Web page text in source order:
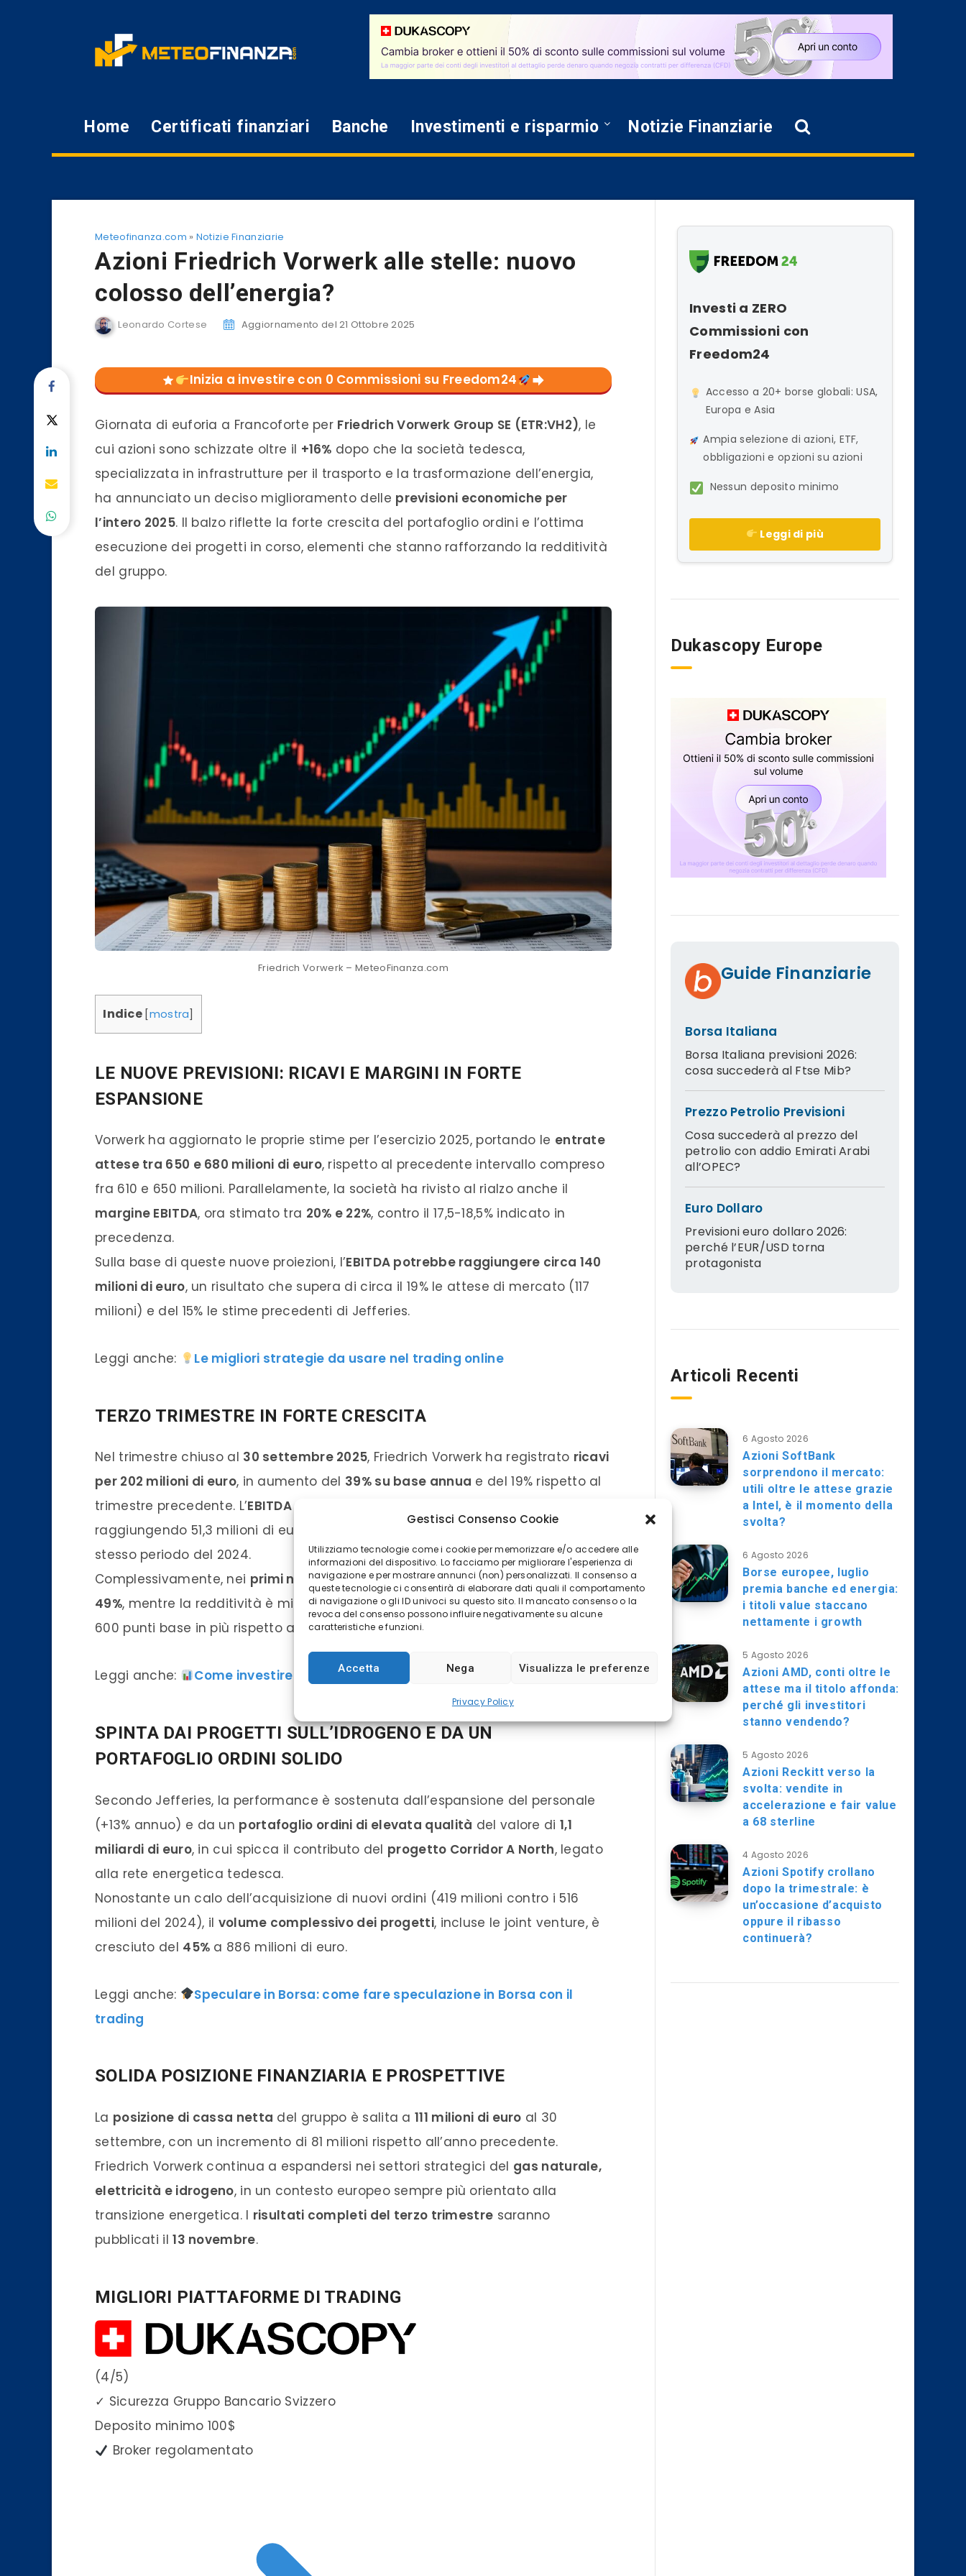
Gestisci Consenso Cookie
Utilizziamo tecnologie come i cookie per memorizzare e/o accedere alle
informazioni del dispositivo. Lo facciamo per migliorare l'esperienza di
navigazione e per mostrare annunci (non) personalizzati. Il consenso a
queste tecnologie ci consentirà di elaborare dati quali il comportamento
di navigazione o gli ID univoci su questo sito. Il mancato consenso o la
revoca del consenso possono influire negativamente su alcune
caratteristiche e funzioni.
Accetta Nega Visualizza le preferenze
Privacy Policy
Home Certificati finanziari Banche Investimenti e risparmio Notizie Finanziarie
Meteofinanza.com » Notizie Finanziarie
Azioni Friedrich Vorwerk alle stelle: nuovo
colosso dell’energia?
Leonardo Cortese Aggiornamento del 21 Ottobre 2025
Inizia a investire con 0 Commissioni su Freedom24
Giornata di euforia a Francoforte per Friedrich Vorwerk Group SE (ETR:VH2), le
cui azioni sono schizzate oltre il +16% dopo che la società tedesca,
specializzata in infrastrutture per il trasporto e la trasformazione dell’energia,
ha annunciato un deciso miglioramento delle previsioni economiche per
l’intero 2025. Il balzo riflette la forte crescita del portafoglio ordini e l’ottima
esecuzione dei progetti in corso, elementi che stanno rafforzando la redditività
del gruppo.
Friedrich Vorwerk – MeteoFinanza.com
Indice [mostra]
LE NUOVE PREVISIONI: RICAVI E MARGINI IN FORTE
ESPANSIONE
Vorwerk ha aggiornato le proprie stime per l’esercizio 2025, portando le entrate
attese tra 650 e 680 milioni di euro, rispetto al precedente intervallo compreso
fra 610 e 650 milioni. Parallelamente, la società ha rivisto al rialzo anche il
margine EBITDA, ora stimato tra 20% e 22%, contro il 17,5-18,5% indicato in
precedenza.
Sulla base di queste nuove proiezioni, l’EBITDA potrebbe raggiungere circa 140
milioni di euro, un risultato che supera di circa il 19% le attese di mercato (117
milioni) e del 15% le stime precedenti di Jefferies.
Leggi anche: Le migliori strategie da usare nel trading online
TERZO TRIMESTRE IN FORTE CRESCITA
Nel trimestre chiuso al 30 settembre 2025, Friedrich Vorwerk ha registrato ricavi
per 202 milioni di euro, in aumento del 39% su base annua e del 19% rispetto al
trimestre precedente. L’EBITDA trimestrale è più che raddoppiato
raggiungendo 51,3 milioni di euro e un margine del 25,4%, contro il 17,5% dello
stesso periodo del 2024.
Complessivamente, nei primi nove mesi del 2025, i ricavi sono aumentati del
49%, mentre la redditività è migliorata fino a un margine medio del20,9%, ben
600 punti base in più rispetto allo scorso anno.
Leggi anche: Come investire oggi. Una guida al trading online
SPINTA DAI PROGETTI SULL’IDROGENO E DA UN
PORTAFOGLIO ORDINI SOLIDO
Secondo Jefferies, la performance è sostenuta dall’espansione del personale
(+13% annuo) e da un portafoglio ordini di elevata qualità del valore di 1,1
miliardi di euro, in cui spicca il contributo del progetto Corridor A North, legato
alla rete energetica tedesca.
Nonostante un calo dell’acquisizione di nuovi ordini (419 milioni contro i 516
milioni del 2024), il volume complessivo dei progetti, incluse le joint venture, è
cresciuto del 45% a 886 milioni di euro.
Leggi anche:
Speculare in Borsa: come fare speculazione in Borsa con il
trading
SOLIDA POSIZIONE FINANZIARIA E PROSPETTIVE
La posizione di cassa netta del gruppo è salita a111 milioni di euro al 30
settembre, con un incremento di 81 milioni rispetto all’anno precedente.
Friedrich Vorwerk continua a espandersi nei settori strategici del gas naturale,
elettricità e idrogeno, in un contesto europeo sempre più orientato alla
transizione energetica. I risultati completi del terzo trimestre saranno
pubblicati il13 novembre.
MIGLIORI PIATTAFORME DI TRADING
(4/5)
✓ Sicurezza Gruppo Bancario Svizzero
Deposito minimo 100$
Broker regolamentato
Investi a ZERO
Commissioni con
Freedom24
Accesso a 20+ borse globali: USA,
Europa e Asia
Ampia selezione di azioni, ETF,
obbligazioni e opzioni su azioni
Nessun deposito minimo
Leggi di più
Dukascopy Europe
Guide Finanziarie
Borsa Italiana
Borsa Italiana previsioni 2026:
cosa succederà al Ftse Mib?
Prezzo Petrolio Previsioni
Cosa succederà al prezzo del
petrolio con addio Emirati Arabi
all’OPEC?
Euro Dollaro
Previsioni euro dollaro 2026:
perché l’EUR/USD torna
protagonista
Articoli Recenti
6 Agosto 2026
Azioni SoftBank
sorprendono il mercato:
utili oltre le attese grazie
a Intel, è il momento della
svolta?
6 Agosto 2026
Borse europee, luglio
premia banche ed energia:
i titoli value staccano
nettamente i growth
5 Agosto 2026
Azioni AMD, conti oltre le
attese ma il titolo affonda:
perché gli investitori
stanno vendendo?
5 Agosto 2026
Azioni Reckitt verso la
svolta: vendite in
accelerazione e fair value
a 68 sterline
4 Agosto 2026
Azioni Spotify crollano
dopo la trimestrale: è
un’occasione d’acquisto
oppure il ribasso
continuerà?